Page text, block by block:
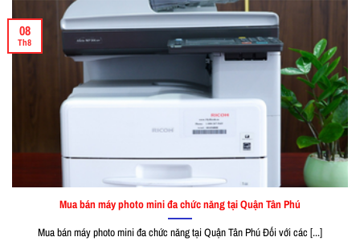
Mua bán máy photo mini đa chức năng tại Quận Tân Phú
Mua bán máy photo mini đa chức năng tại Quận Tân Phú Đối với các [...]
08
Th8